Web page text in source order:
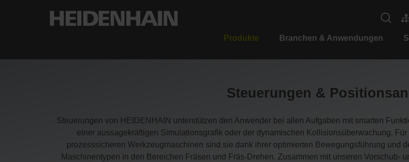
Produkte Branchen & Anwendungen
Steuerungen &
Steuerungen von HEIDENHAIN unterstützen den Anwender bei allen Aufgaben mit smarten
einer aussagekräftigen Simulationsgrafik oder der dynamischen Kollisionsüberwachung.
prozesssicheren Werkzeugmaschinen sind sie dank ihrer optimierten Bewegungsführung und
Maschinentypen in den Bereichen Fräsen und Fräs-Drehen. Zusammen mit unseren Vorschub-